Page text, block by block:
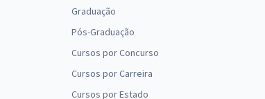
Graduação
Pós-Graduação
Cursos por Concurso
Cursos por Carreira
Cursos por Estado